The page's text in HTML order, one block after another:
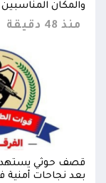
والمكان المناسبين
منذ 48 دقيقة
قصف حوثي
بعد نجاحات